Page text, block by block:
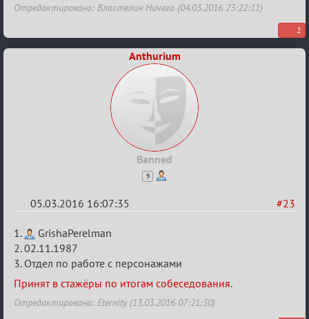
Отредактировано: Властелин Ничего (04.03.2016 23:22:11)
2
Anthurium
Banned
9
#23
05.03.2016 16:07:35
Re:
Заявки
в
Авторитеты²
1.
GrishaPerelman
2. 02.11.1987
3. Отдел по работе с персонажами
Принят в стажёры по итогам собеседования.
Отредактировано: Eternity (13.03.2016 07:21:30)